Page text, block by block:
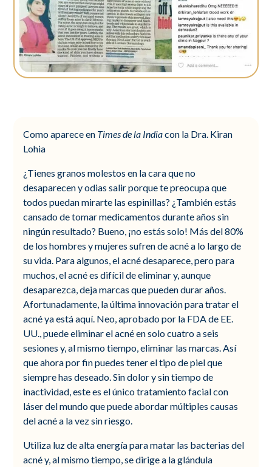
Como aparece en Times de la Indiacon la Dra. Kiran
Lohia
¿Tienes granos molestos en la cara que no
desaparecen y odias salir porque te preocupa que
todos puedan mirarte las espinillas? ¿También estás
cansado de tomar medicamentos durante años sin
ningún resultado? Bueno, ¡no estás solo! Más del 80%
de los hombres y mujeres sufren de acné a lo largo de
su vida. Para algunos, el acné desaparece, pero para
muchos, el acné es difícil de eliminar y, aunque
desaparezca, deja marcas que pueden durar años.
Afortunadamente, la última innovación para tratar el
acné ya está aquí. Neo, aprobado por la FDA de EE.
UU., puede eliminar el acné en solo cuatro a seis
sesiones y, al mismo tiempo, eliminar las marcas. Así
que ahora por fin puedes tener el tipo de piel que
siempre has deseado. Sin dolor y sin tiempo de
inactividad, este es el único tratamiento facial con
láser del mundo que puede abordar múltiples causas
del acné a la vez sin riesgo.
Utiliza luz de alta energía para matar las bacterias del
acné y, al mismo tiempo, se dirige a la glándula